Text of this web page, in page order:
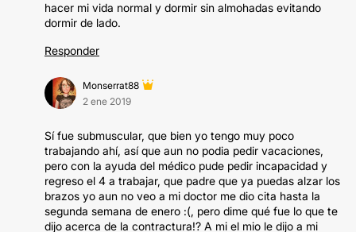
hacer mi vida normal y dormir sin almohadas evitando
dormir de lado.
Responder
Monserrat88
2 ene 2019
Sí fue submuscular, que bien yo tengo muy poco
trabajando ahí, así que aun no podia pedir vacaciones,
pero con la ayuda del médico pude pedir incapacidad y
regreso el 4 a trabajar, que padre que ya puedas alzar los
brazos yo aun no veo a mi doctor me dio cita hasta la
segunda semana de enero :(, pero dime qué fue lo que te
dijo acerca de la contractura!? A mi el mio le dijo a mi